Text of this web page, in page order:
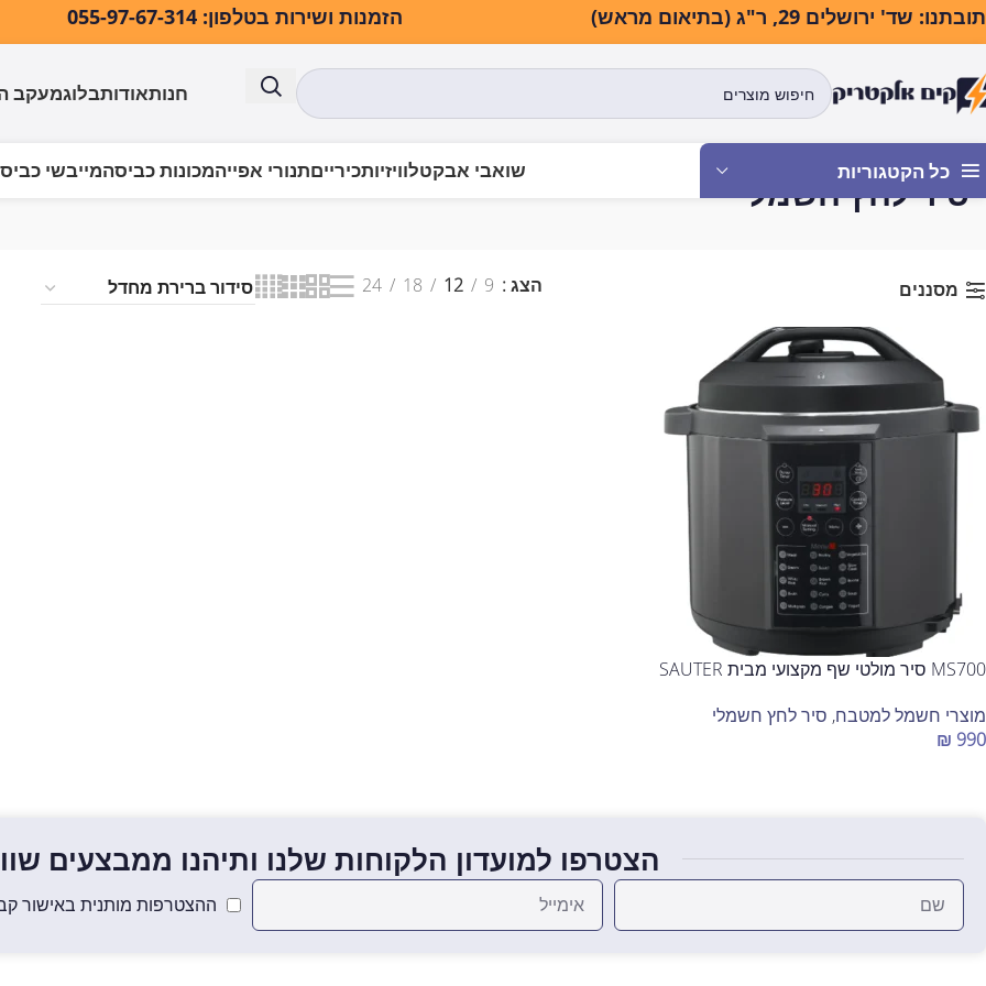
שד' ירושלים 29, ר"ג (בתיאום מראש) הזמנות ושירות בטלפון: 055-97-67-314
חנותאודותבלוגמעקב
כל הקטגוריות שואבי אבקטלוויזיותכירייםתנורי אפייהמכונות כביסהמייבשי
סיר לחץ חשמלי מוצרי חשמל למטבח סיר לחץ חשמלי
מסננים הצג 9
12
18
24
MS700 סיר מולטי שף מקצועי מבית SAUTER
מוצרי חשמל למטבח, סיר לחץ חשמלי
₪ 990
הצטרפו למועדון הלקוחות שלנו ותיהנו ממבצעים
ההצטרפות מותנית באישור